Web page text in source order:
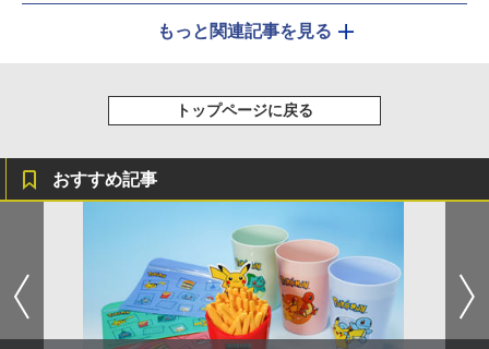
もっと関連記事を見る
トップページに戻る
おすすめ記事